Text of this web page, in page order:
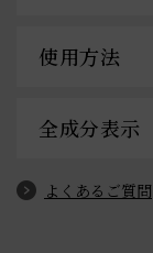
使用方法
全成分表示
よくあるご質問